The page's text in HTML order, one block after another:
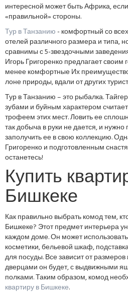
интересной может быть Африка,
«правильной» стороны.
Тур в Танзанию- комфортный со
отелей различного размера и типа,
сравнимы с 5-звездочными
Игорь Григоренко предлагает
менее комфортные Их
лоне природы, вдали от других
Тур в Танзанию – это рыбалка.
зубами и буйным характером
трофеем этих мест. Ловить ее
так добыча в руки не дается, и нужно
заполучить ее в свою коллекцию.
Григоренко и подготовленным
останетесь!
Купить
Бишкеке
Как правильно выбрать комод тем,
Бишкеке? Этот предмет интерьера
каждом доме. Он может
косметики, бельевой шкаф,
для посуды. Все зависит от
дверцами он будет, с выдвижными
полками. Таким образом, комод
квартиру в Бишкеке.